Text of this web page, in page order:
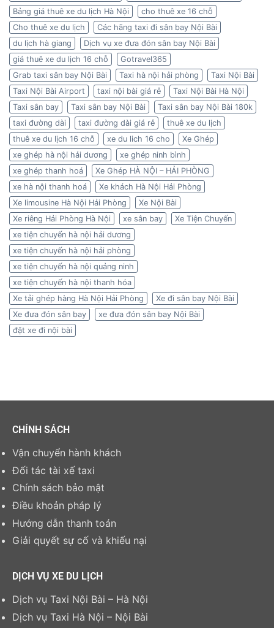
Bảng giá thuê xe du lịch Hà Nội
cho thuê xe 16 chỗ
Cho thuê xe du lịch
Các hãng taxi đi sân bay Nội Bài
du lịch hà giang
Dịch vụ xe đưa đón sân bay Nội Bài
giá thuê xe du lịch 16 chỗ
Gotravel365
Grab taxi sân bay Nội Bài
Taxi hà nội hải phòng
Taxi Nội Bài
Taxi Nội Bài Airport
taxi nội bài giá rẻ
Taxi Nội Bài Hà Nội
Taxi sân bay
Taxi sân bay Nội Bài
Taxi sân bay Nội Bài 180k
taxi đường dài
taxi đường dài giá rẻ
thuê xe du lịch
thuê xe du lịch 16 chỗ
xe du lich 16 cho
Xe Ghép
xe ghép hà nội hải dương
xe ghép ninh bình
xe ghép thanh hoá
Xe Ghép HÀ NỘI – HẢI PHÒNG
xe hà nội thanh hoá
Xe khách Hà Nội Hải Phòng
Xe limousine Hà Nội Hải Phòng
Xe Nội Bài
Xe riêng Hải Phòng Hà Nội
xe sân bay
Xe Tiện Chuyến
xe tiện chuyến hà nội hải dương
xe tiện chuyến hà nội hải phòng
xe tiện chuyến hà nội quảng ninh
xe tiện chuyến hà nội thanh hóa
Xe tải ghép hàng Hà Nội Hải Phòng
Xe đi sân bay Nội Bài
Xe đưa đón sân bay
xe đưa đón sân bay Nội Bài
đặt xe đi nội bài
CHÍNH SÁCH
Vận chuyển hành khách
Đối tác tài xế taxi
Chính sách bảo mật
Điều khoản pháp lý
Hướng dẫn thanh toán
Giải quyết sự cố và khiếu nại
DỊCH VỤ XE DU LỊCH
Dịch vụ Taxi Nội Bài – Hà Nội
Dịch vụ Taxi Hà Nội – Nội Bài